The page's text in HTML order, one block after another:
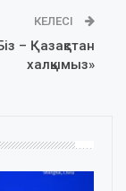
КЕЛЕСІ
– Қазақстан
халқымыз»